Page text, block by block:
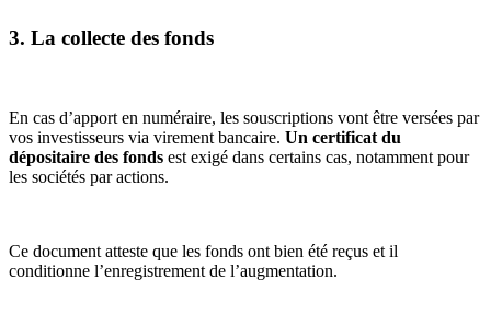
3. La collecte des fonds
En cas d’apport en numéraire, les souscriptions vont être versées par
vos investisseurs via virement bancaire. Un certificat du
dépositaire des fonds est exigé dans certains cas, notamment pour
les sociétés par actions.
Ce document atteste que les fonds ont bien été reçus et il
conditionne l’enregistrement de l’augmentation.